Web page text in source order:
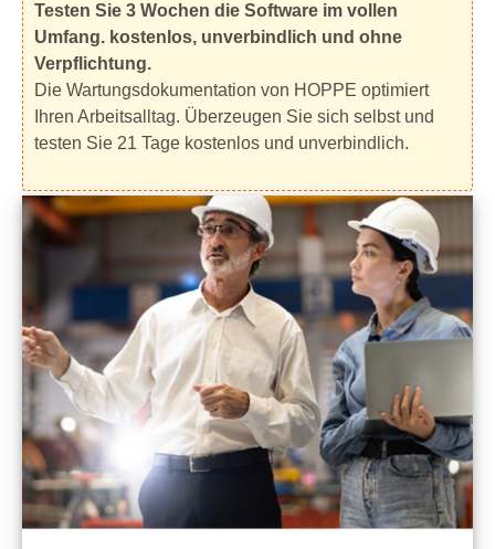
Testen Sie 3 Wochen die Software im vollen
Umfang. kostenlos, unverbindlich und ohne
Verpflichtung.
Die Wartungsdokumentation von HOPPE optimiert
Ihren Arbeitsalltag. Überzeugen Sie sich selbst und
testen Sie 21 Tage kostenlos und unverbindlich.